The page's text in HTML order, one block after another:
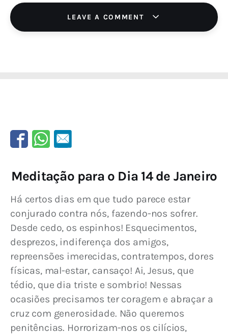
LEAVE A COMMENT
Meditação para o Dia 14 de Janeiro
Há certos dias em que tudo parece estar
conjurado contra nós, fazendo-nos sofrer.
Desde cedo, os espinhos! Esquecimentos,
desprezos, indiferença dos amigos,
repreensões imerecidas, contratempos, dores
físicas, mal-estar, cansaço! Ai, Jesus, que
tédio, que dia triste e sombrio! Nessas
ocasiões precisamos ter coragem e abraçar a
cruz com generosidade. Não queremos
penitências. Horrorizam-nos os cilícios,